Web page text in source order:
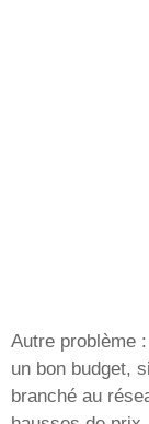
Autre problème
un bon budget,
branché au